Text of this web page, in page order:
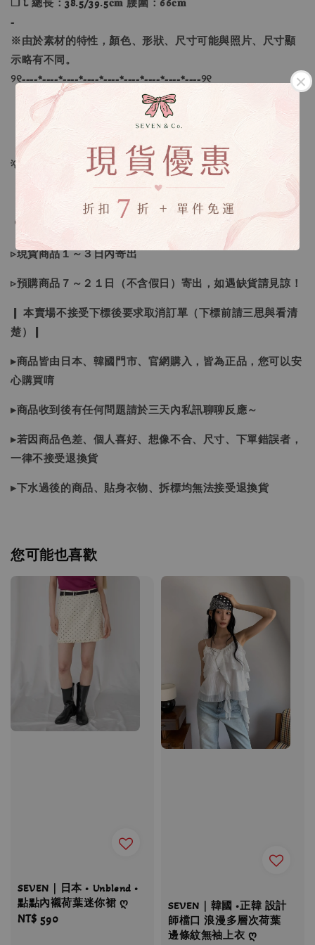
❐ L 總長：38.5/39.5𝐜𝐦 腰圍：66𝐜𝐦
-
※由於素材的特性，顏色、形狀、尺寸可能與照片、尺寸顯
示略有不同。
୨୧----*----*----*----*----*----*----*----*----୨୧
【款式】 ：象牙色、黑色、灰色
【尺寸】 ：S、M、L
💡訂單依照下單順序為主唷！
🔍IG搜尋：Sevenjewelry.co
▹現貨商品１～３日內寄出
▹預購商品７～２１日（不含假日）寄出，如遇缺貨請見諒！
❙ 本賣場不接受下標後要求取消訂單（下標前請三思與看清
楚）❙
▸商品皆由日本、韓國門市、官網購入，皆為正品，您可以安
心購買唷
▸商品收到後有任何問題請於三天內私訊聊聊反應～
▸若因商品色差、個人喜好、想像不合、尺寸、下單錯誤者，
一律不接受退換貨
▸下水過後的商品、貼身衣物、拆標均無法接受退換貨
您可能也喜歡
SEVEN｜日本 • Unblend •
點點內襯荷葉迷你裙 ღ
Regular
NT$ 590
SEVEN｜韓國 •正韓 設計
師檔口 浪漫多層次荷葉
邊條紋無袖上衣 ღ